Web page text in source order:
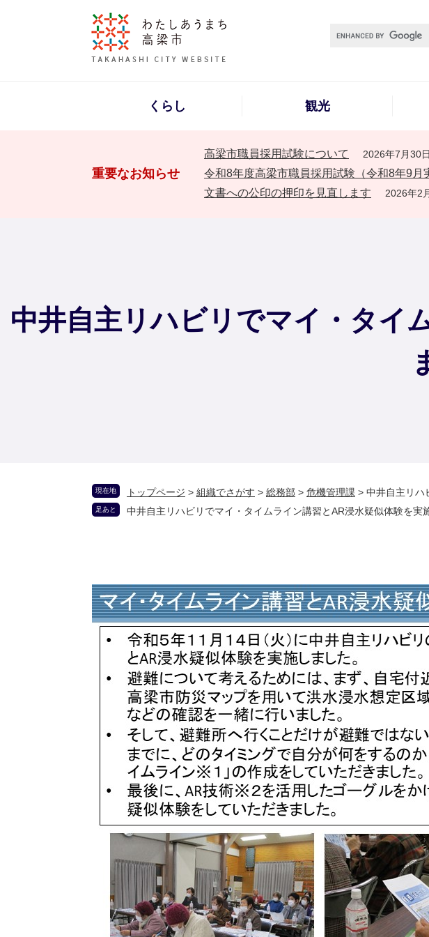
くらし 観光
重要なお知らせ
高梁市職員採用試験について 2026年7月30
令和8年度高梁市職員採用試験（令和8年9月
文書への公印の押印を見直します 2026年2
中井自主リハビリでマイ・タイ
現在地 トップページ > 組織でさがす > 総務部 > 危機管理課 > 中井自主リハ
足あと 中井自主リハビリでマイ・タイムライン講習とAR浸水疑似体験を実